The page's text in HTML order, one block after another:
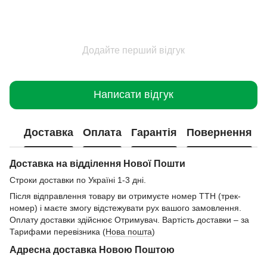
Додайте перший відгук
Написати відгук
Доставка Оплата Гарантія Повернення
Доставка на відділення Нової Пошти
Строки доставки по Україні 1-3 дні.
Після відправлення товару ви отримуєте номер ТТН (трек-
номер) і маєте змогу відстежувати рух вашого замовлення.
Оплату доставки здійснює Отримувач. Вартість доставки – за
Тарифами перевізника (Нова пошта)
Адресна доставка Новою Поштою